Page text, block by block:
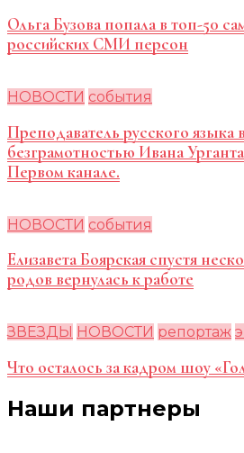
Ольга Бузова попала в топ-50
российских СМИ персон
НОВОСТИ события
Преподаватель русского языка
безграмотностью Ивана
Первом канале.
НОВОСТИ события
Елизавета Боярская спустя
родов вернулась к работе
ЗВЕЗДЫ НОВОСТИ репортаж
Что осталось за кадром шоу
Наши партнеры